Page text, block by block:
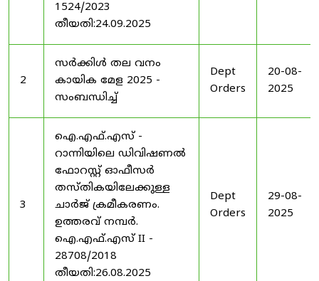
1524/2023
തീയതി:24.09.2025
2
സർക്കിൾ തല വനം
കായിക മേള 2025 -
സംബന്ധിച്ച്
Dept
Orders
20-08-
2025
3
ഐ.എഫ്.എസ് -
റാന്നിയിലെ ഡിവിഷണൽ
ഫോറസ്റ്റ് ഓഫീസർ
തസ്തികയിലേക്കുള്ള
ചാർജ് ക്രമീകരണം.
ഉത്തരവ് നമ്പർ.
ഐ.എഫ്.എസ് II -
28708/2018
തീയതി:26.08.2025
Dept
Orders
29-08-
2025